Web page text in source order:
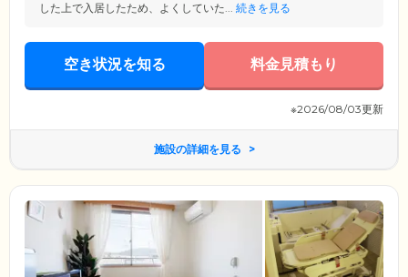
した上で入居したため、よくしていた... 続きを見る
空き状況を知る 料金見積もり
※2026/08/03更新
施設の詳細を見る